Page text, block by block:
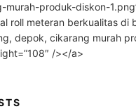
murah-produk-diskon-
roll meteran berkualitas di
depok, cikarang murah
/></a>